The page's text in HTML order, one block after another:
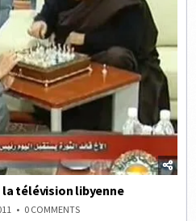
la télévision libyenne
0 COMMENTSON